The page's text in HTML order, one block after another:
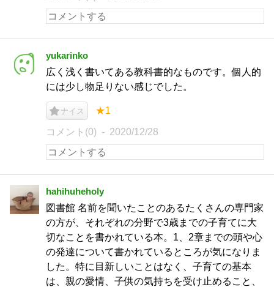
yukarinko
広く浅く書いてある教科書的なものです。個人的
には少し物足りない感じでした。
ナイス ★1
コメント(0) 2020/12/28
hahihuheholy
図書館 名前を聞いたことのあるたくさんの専門家
の方が、それぞれの分野で3歳までの子育てに大
切なことを書かれている本。1、2章までの頭や心
の発達について書かれているところが気になりま
した。特に目新しいことはなく、子育ての基本
は、親の愛情、子供の気持ちを受け止めること、